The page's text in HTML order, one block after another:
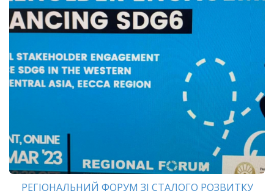
РЕГІОНАЛЬНИЙ ФОРУМ ЗІ СТАЛОГО РОЗВИТКУ